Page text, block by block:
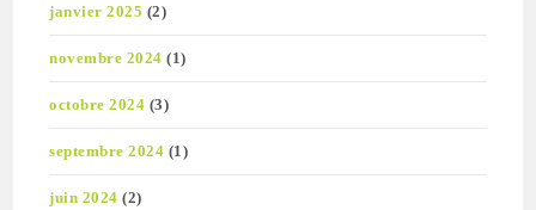
janvier 2025 (2)
novembre 2024 (1)
octobre 2024 (3)
septembre 2024 (1)
juin 2024 (2)